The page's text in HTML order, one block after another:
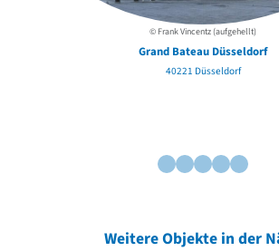
© Frank Vincentz (aufgehellt)
Grand Bateau Düsseldorf
40221 Düsseldorf
Weitere Objekte in der